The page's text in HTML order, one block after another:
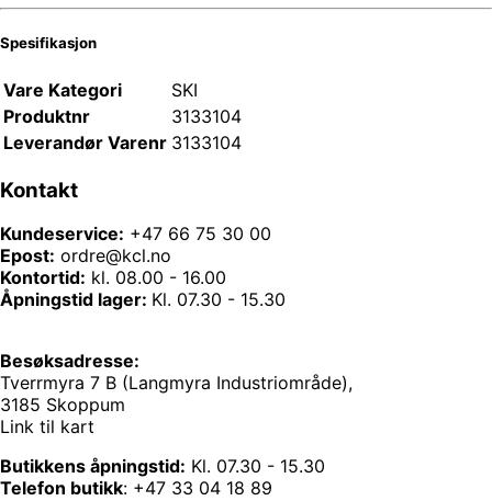
Spesifikasjon
Vare Kategori
SKI
Produktnr
3133104
Leverandør Varenr 3133104
Kontakt
Kundeservice: +47 66 75 30 00
Epost: ordre@kcl.no
Kontortid: kl. 08.00 - 16.00
Åpningstid lager: Kl. 07.30 - 15.30
Besøksadresse:
Tverrmyra 7 B (Langmyra Industriområde),
3185 Skoppum
Link til kart
Butikkens åpningstid: Kl. 07.30 - 15.30
Telefon butikk: +47 33 04 18 89